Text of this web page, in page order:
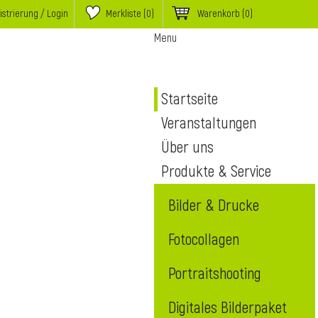
/ Login Merkliste (0) Warenkorb (0)
Menu
Startseite
Veranstaltungen
Über uns
Produkte & Service
Bilder & Drucke
Fotocollagen
Portraitshooting
Digitales Bilderpaket